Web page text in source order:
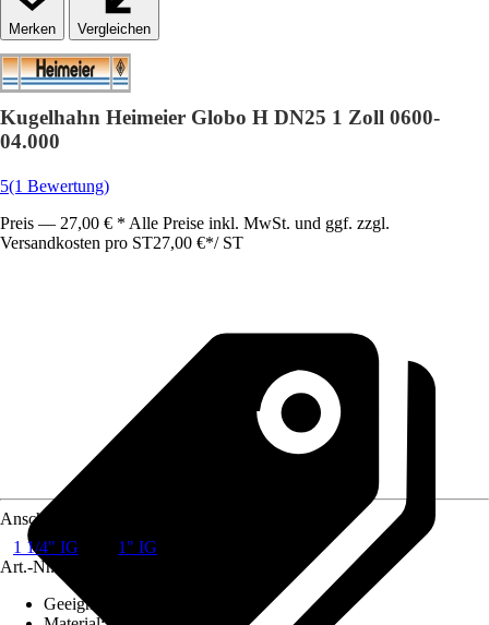
Vergleichen
Kugelhahn Heimeier Globo H DN25 1 Zoll 0600-
04.000
5(1 Bewertung)
Preis — 27,00 € * Alle Preise inkl. MwSt. und ggf. zzgl.
Versandkosten pro ST27,00 €*/ ST
Anschluss
1 1/4" IG
1" IG
Art.-Nr.
Geeignet für